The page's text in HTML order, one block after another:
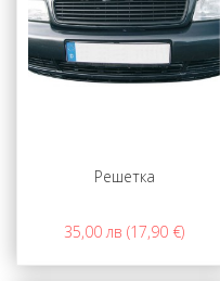
Решетка
35,00 лв (17,90 €)